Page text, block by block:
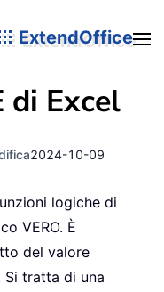
ExtendOffice
di Excel
2024-10-09
logiche di
VERO. È
del valore
Si tratta di una